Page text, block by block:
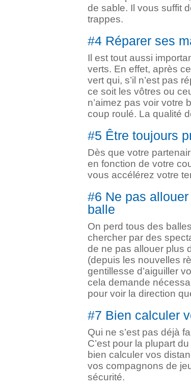
de sable. Il vous suffit
trappes.
#4 Réparer ses
Il est tout aussi
verts. En effet, après
vert qui, s’il n’est pas
ce soit les vôtres ou
n’aimez pas voir votre
coup roulé. La qualité
#5 Être toujours
Dès que votre
en fonction de votre
vous accélérez votre
#6 Ne pas
balle
On perd tous des
chercher par des
de ne pas allouer plus
(depuis les nouvelles
gentillesse d’aiguiller
cela demande
pour voir la direction
#7 Bien calculer
Qui ne s’est pas déjà
C’est pour la plupart
bien calculer vos
vos compagnons de
sécurité.